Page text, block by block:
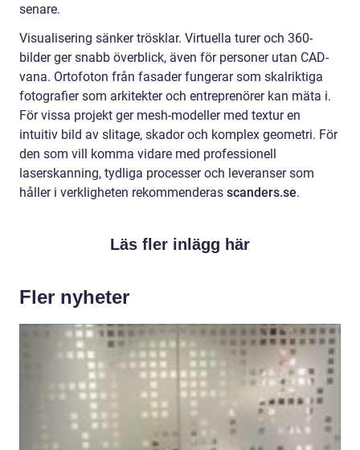
senare.
Visualisering sänker trösklar. Virtuella turer och 360-
bilder ger snabb överblick, även för personer utan CAD-
vana. Ortofoton från fasader fungerar som skalriktiga
fotografier som arkitekter och entreprenörer kan mäta i.
För vissa projekt ger mesh-modeller med textur en
intuitiv bild av slitage, skador och komplex geometri. För
den som vill komma vidare med professionell
laserskanning, tydliga processer och leveranser som
håller i verkligheten rekommenderas scanders.se.
Läs fler inlägg här
Fler nyheter